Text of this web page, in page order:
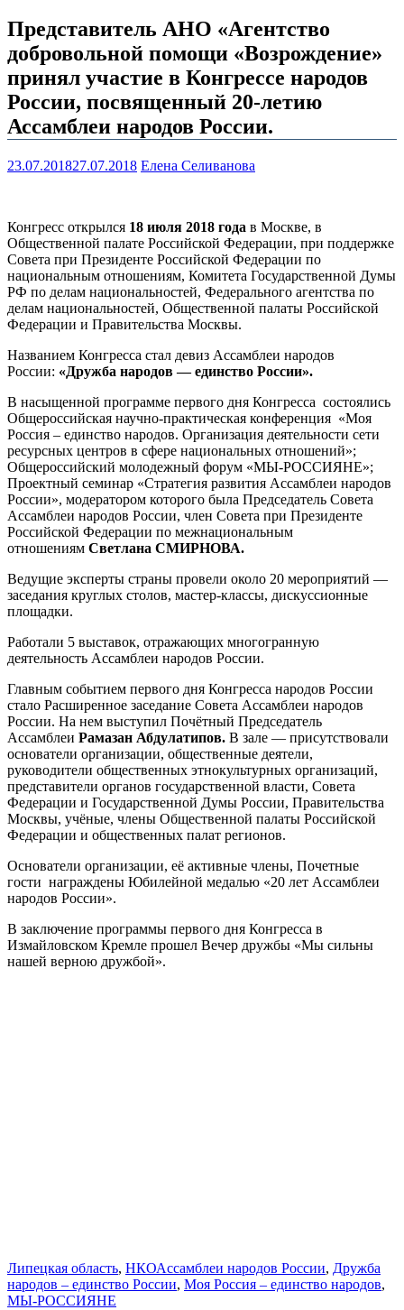
Представитель АНО «Агентство
добровольной помощи «Возрождение»
принял участие в Конгрессе народов
России, посвященный 20-летию
Ассамблеи народов России.
23.07.201827.07.2018 Елена Селиванова
Конгресс открылся 18 июля 2018 года в Москве, в
Общественной палате Российской Федерации, при поддержке
Совета при Президенте Российской Федерации по
национальным отношениям, Комитета Государственной Думы
РФ по делам национальностей, Федерального агентства по
делам национальностей, Общественной палаты Российской
Федерации и Правительства Москвы.
Названием Конгресса стал девиз Ассамблеи народов
России: «Дружба народов — единство России».
В насыщенной программе первого дня Конгресса состоялись
Общероссийская научно-практическая конференция «Моя
Россия – единство народов. Организация деятельности сети
ресурсных центров в сфере национальных отношений»;
Общероссийский молодежный форум «МЫ-РОССИЯНЕ»;
Проектный семинар «Стратегия развития Ассамблеи народов
России», модератором которого была Председатель Совета
Ассамблеи народов России, член Совета при Президенте
Российской Федерации по межнациональным
отношениям Светлана СМИРНОВА.
Ведущие эксперты страны провели около 20 мероприятий —
заседания круглых столов, мастер-классы, дискуссионные
площадки.
Работали 5 выставок, отражающих многогранную
деятельность Ассамблеи народов России.
Главным событием первого дня Конгресса народов России
стало Расширенное заседание Совета Ассамблеи народов
России. На нем выступил Почётный Председатель
Ассамблеи Рамазан Абдулатипов. В зале — присутствовали
основатели организации, общественные деятели,
руководители общественных этнокультурных организаций,
представители органов государственной власти, Совета
Федерации и Государственной Думы России, Правительства
Москвы, учёные, члены Общественной палаты Российской
Федерации и общественных палат регионов.
Основатели организации, её активные члены, Почетные
гости награждены Юбилейной медалью «20 лет Ассамблеи
народов России».
В заключение программы первого дня Конгресса в
Измайловском Кремле прошел Вечер дружбы «Мы сильны
нашей верною дружбой».
Липецкая область, НКОАссамблеи народов России, Дружба
народов – единство России, Моя Россия – единство народов,
МЫ-РОССИЯНЕ